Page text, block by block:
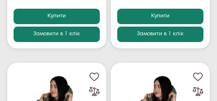
Купити
Замовити в 1 клік
Купити
Замовити в 1 клік